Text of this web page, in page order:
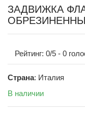
ЗАДВИЖКА
Рейтинг: 0/5 - 0
Страна: Италия
В наличии